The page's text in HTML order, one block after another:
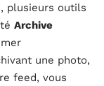
plusieurs outils
Archive
une photo,
feed, vous